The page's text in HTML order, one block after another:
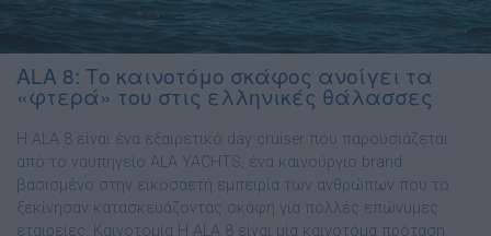
ALA 8: Το καινοτόμο σκάφος ανοίγει τα
«φτερά» του στις ελληνικές θάλασσες
Η ALA 8 είναι ένα εξαιρετικό day cruiser που παρουσιάζεται
από το ναυπηγείο ALA YACHTS, ένα καινούργιο brand
βασισµένο στην εικοσαετή εµπειρία των ανθρώπων που το
ξεκίνησαν κατασκευάζοντας σκάφη για πολλές επώνυµες
εταιρείες. Kαινοτοµία Η ALA 8 είναι µία καινοτόµα πρόταση